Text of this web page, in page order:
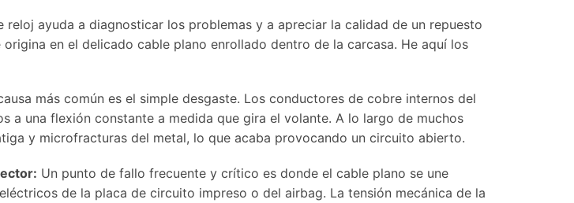
reloj ayuda a diagnosticar los problemas y a apreciar la calidad de un repuesto
en el delicado cable plano enrollado dentro de la carcasa. He aquí los
más común es el simple desgaste. Los conductores de cobre internos del
a una flexión constante a medida que gira el volante. A lo largo de muchos
y microfracturas del metal, lo que acaba provocando un circuito abierto.
Un punto de fallo frecuente y crítico es donde el cable plano se une
de la placa de circuito impreso o del airbag. La tensión mecánica de la